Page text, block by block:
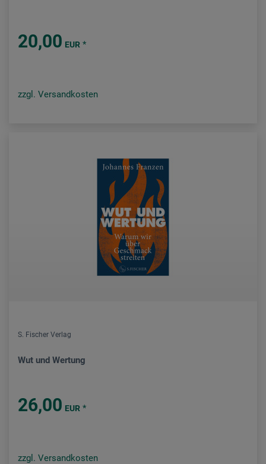
20,00 EUR *
zzgl. Versandkosten
S. Fischer Verlag
Wut und Wertung
26,00 EUR *
zzgl. Versandkosten